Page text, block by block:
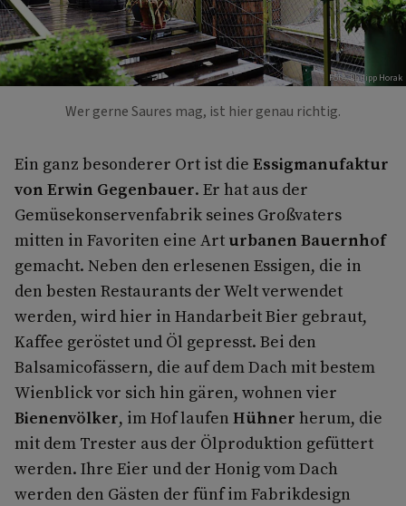
Foto: Philipp Horak
Wer gerne Saures mag, ist hier genau richtig.
Ein ganz besonderer Ort ist die Essigmanufaktur
von Erwin Gegenbauer. Er hat aus der
Gemüsekonservenfabrik seines Großvaters
mitten in Favoriten eine Art urbanen Bauernhof
gemacht. Neben den erlesenen Essigen, die in
den besten Restaurants der Welt verwendet
werden, wird hier in Handarbeit Bier gebraut,
Kaffee geröstet und Öl gepresst. Bei den
Balsamicofässern, die auf dem Dach mit bestem
Wienblick vor sich hin gären, wohnen vier
Bienenvölker, im Hof laufen Hühner herum, die
mit dem Trester aus der Ölproduktion gefüttert
werden. Ihre Eier und der Honig vom Dach
werden den Gästen der fünf im Fabrikdesign